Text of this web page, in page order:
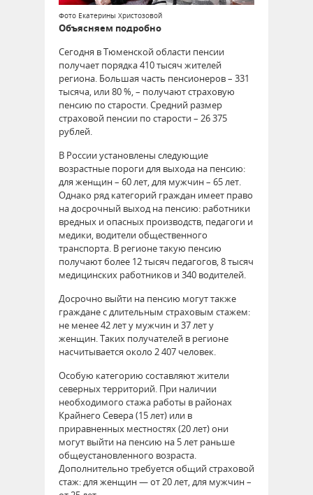
Фото Екатерины Христозовой
Объясняем подробно
Сегодня в Тюменской области пенсии
получает порядка 410 тысяч жителей
региона. Большая часть пенсионеров – 331
тысяча, или 80 %, – получают страховую
пенсию по старости. Средний размер
страховой пенсии по старости – 26 375
рублей.
В России установлены следующие
возрастные пороги для выхода на пенсию:
для женщин – 60 лет, для мужчин – 65 лет.
Однако ряд категорий граждан имеет право
на досрочный выход на пенсию: работники
вредных и опасных производств, педагоги и
медики, водители общественного
транспорта. В регионе такую пенсию
получают более 12 тысяч педагогов, 8 тысяч
медицинских работников и 340 водителей.
Досрочно выйти на пенсию могут также
граждане с длительным страховым стажем:
не менее 42 лет у мужчин и 37 лет у
женщин. Таких получателей в регионе
насчитывается около 2 407 человек.
Особую категорию составляют жители
северных территорий. При наличии
необходимого стажа работы в районах
Крайнего Севера (15 лет) или в
приравненных местностях (20 лет) они
могут выйти на пенсию на 5 лет раньше
общеустановленного возраста.
Дополнительно требуется общий страховой
стаж: для женщин — от 20 лет, для мужчин –